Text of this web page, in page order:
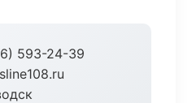
593-24-39